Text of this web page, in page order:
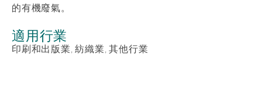
的有機廢氣。
適用行業
印刷和出版業, 紡織業, 其他行業